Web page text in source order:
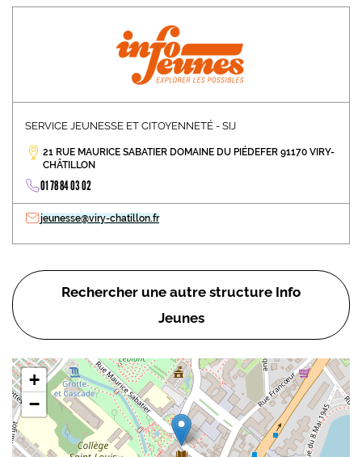
SERVICE JEUNESSE ET CITOYENNETÉ - SIJ
21 RUE MAURICE SABATIER DOMAINE DU PIÉDEFER 91170 VIRY-
CHÂTILLON
01 78 84 03 02
jeunesse@viry-chatillon.fr
Rechercher une autre structure Info
Jeunes
+
−